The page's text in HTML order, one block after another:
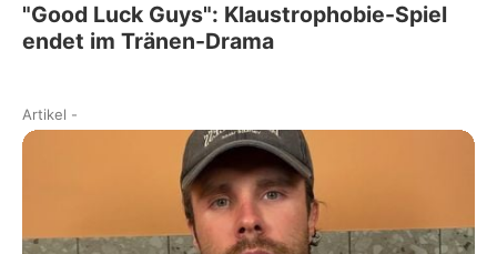
"Good Luck Guys": Klaustrophobie-Spiel
endet im Tränen-Drama
Artikel -